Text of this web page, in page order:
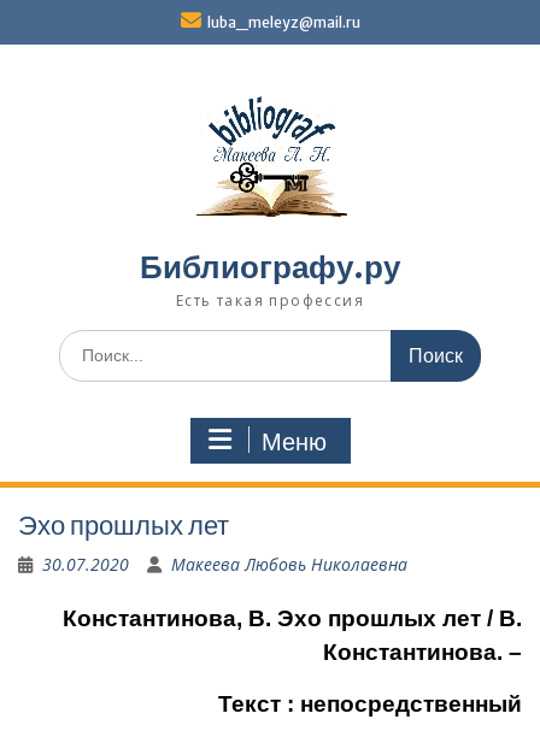
luba_meleyz@mail.ru
Библиографу.ру
Есть такая профессия
Поиск
по:
Меню
Эхо прошлых лет
30.07.2020 Макеева Любовь Николаевна
Константинова, В. Эхо прошлых лет / В.
Константинова. –
Текст : непосредственный